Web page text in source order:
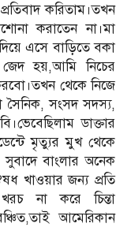
করিতাম।তখন
করাতেন না।মা
এসে বাড়িতে বকা
হয়,আমি নিচের
থেকে নিজে
সংসদ সদস্য,
ডাক্তার
মৃত্যুর মুখ থেকে
সুবাদে বাংলার অনেক
খাওয়ার জন্য প্রতি
না করে চিন্তা
আমেরিকান